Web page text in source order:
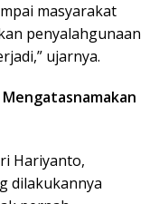
masyarakat
penyalahgunaan
ujarnya.
Hariyanto,
dilakukannya